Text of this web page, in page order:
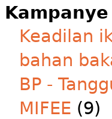
Kampanye
Keadilan
bahan
BP -
MIFEE (9)